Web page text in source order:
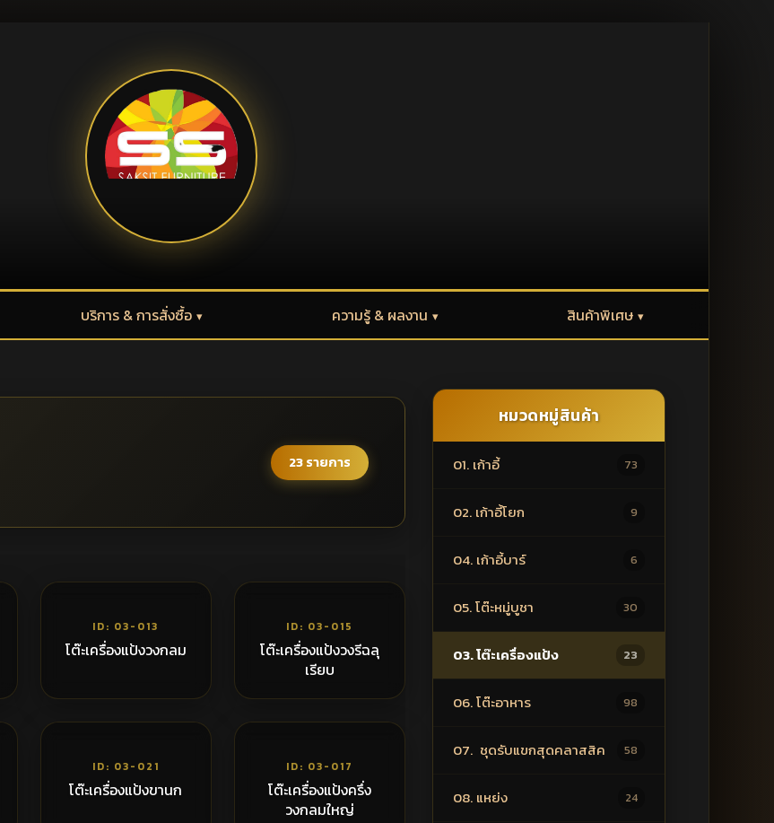
บริการ & การสั่งซื้อ ความรู้ & ผลงาน สินค้าพิเศษ
23 รายการ
ID: 03-013
โต๊ะเครื่องแป้งวงกลม
ID: 03-015
โต๊ะเครื่องแป้งวงรีฉลุ
เรียบ
ID: 03-021
โต๊ะเครื่องแป้งขานก
ID: 03-017
โต๊ะเครื่องแป้งครึ่ง
วงกลมใหญ่
หมวดหมู่สินค้า
01. เก้าอี้ 73
02. เก้าอี้โยก 9
04. เก้าอี้บาร์ 6
05. โต๊ะหมู่บูชา 30
03. โต๊ะเครื่องแป้ง 23
06. โต๊ะอาหาร 98
07. ชุดรับแขกสุดคลาสสิค 58
08. แหย่ง 24